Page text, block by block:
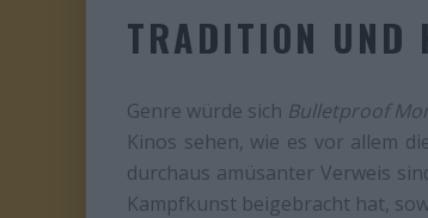
TRADITION UND
Genre würde sich Bulletproof
Kinos sehen, wie es vor allem
durchaus amüsanter Verweis
Kampfkunst beigebracht hat,